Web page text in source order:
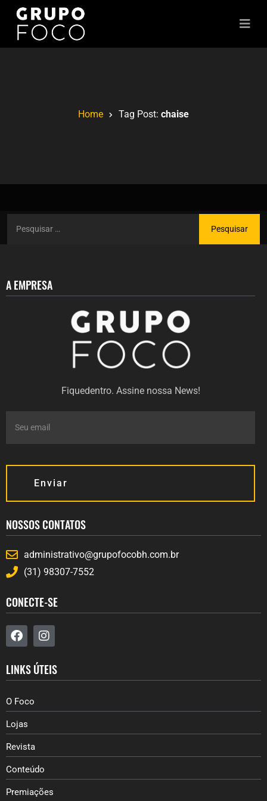
Home Tag Post: chaise
A EMPRESA
Fiquedentro. Assine nossa News!
Enviar
NOSSOS CONTATOS
administrativo@grupofocobh.com.br
(31) 98307-7552
CONECTE-SE
LINKS ÚTEIS
O Foco
Lojas
Revista
Conteúdo
Premiações